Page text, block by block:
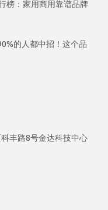
榜：家用商用靠谱品牌
的人都中招！这个品
丰路8号金达科技中心